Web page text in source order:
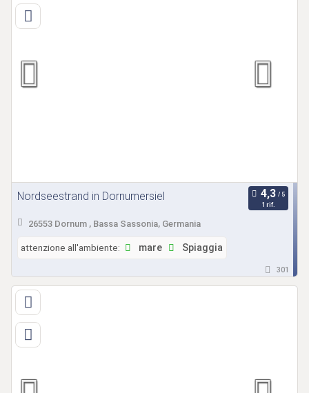
Nordseestrand in Dornumersiel
1 rif.
26553 Dornum , Bassa Sassonia, Germania
attenzione all'ambiente: mare Spiaggia
301